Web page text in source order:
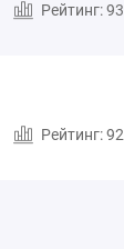
Рейтинг:
Рейтинг: